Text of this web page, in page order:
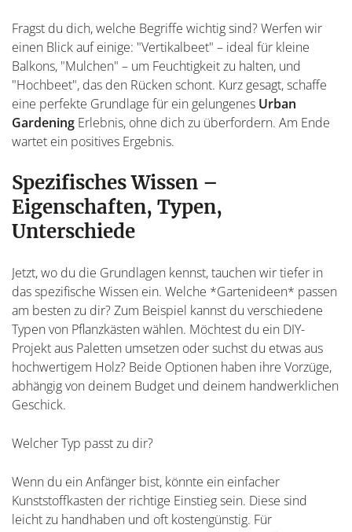
Fragst du dich, welche Begriffe wichtig sind? Werfen wir
einen Blick auf einige: "Vertikalbeet" – ideal für kleine
Balkons, "Mulchen" – um Feuchtigkeit zu halten, und
"Hochbeet", das den Rücken schont. Kurz gesagt, schaffe
eine perfekte Grundlage für ein gelungenes Urban
Gardening Erlebnis, ohne dich zu überfordern. Am Ende
wartet ein positives Ergebnis.
Spezifisches Wissen –
Eigenschaften, Typen,
Unterschiede
Jetzt, wo du die Grundlagen kennst, tauchen wir tiefer in
das spezifische Wissen ein. Welche *Gartenideen* passen
am besten zu dir? Zum Beispiel kannst du verschiedene
Typen von Pflanzkästen wählen. Möchtest du ein DIY-
Projekt aus Paletten umsetzen oder suchst du etwas aus
hochwertigem Holz? Beide Optionen haben ihre Vorzüge,
abhängig von deinem Budget und deinem handwerklichen
Geschick.
Welcher Typ passt zu dir?
Wenn du ein Anfänger bist, könnte ein einfacher
Kunststoffkasten der richtige Einstieg sein. Diese sind
leicht zu handhaben und oft kostengünstig. Für